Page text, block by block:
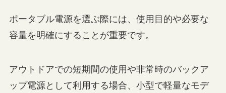
ポータブル電源を選ぶ際には、使用目的や必要な
容量を明確にすることが重要です。
アウトドアでの短期間の使用や非常時のバックア
ップ電源として利用する場合、小型で軽量なモデ